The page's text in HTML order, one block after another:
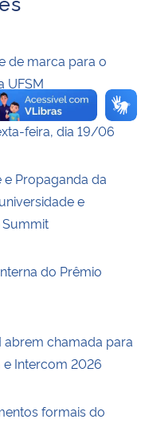
de marca para o
UFSM
feira, dia 19/06
Propaganda da
e
do Prêmio
abrem chamada para
Intercom 2026
formais do